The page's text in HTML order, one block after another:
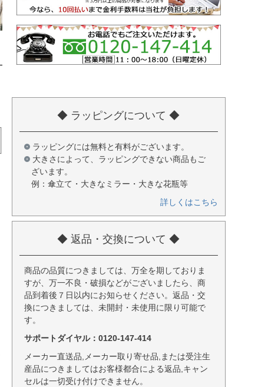
◆ ラッピングについて ◆
ラッピングには無料と有料がございます。
大きさによって、ラッピングできない商品もご
ざいます。
例：傘立て・大きなミラー・大きな花瓶等
詳しくはこちら
◆ 返品・交換について ◆
商品の品質につきましては、万全を期しておりま
すが、万一不良・破損などがございましたら、商
品到着後７日以内にお知らせください。返品・交
換につきましては、未開封・未使用に限り可能で
す。
サポートダイヤル：0120-147-414
メーカー直送品,メーカー取り寄せ品,または受注生
産品につきましてはお客様都合による返品,キャン
セルは一切受け付けできません。